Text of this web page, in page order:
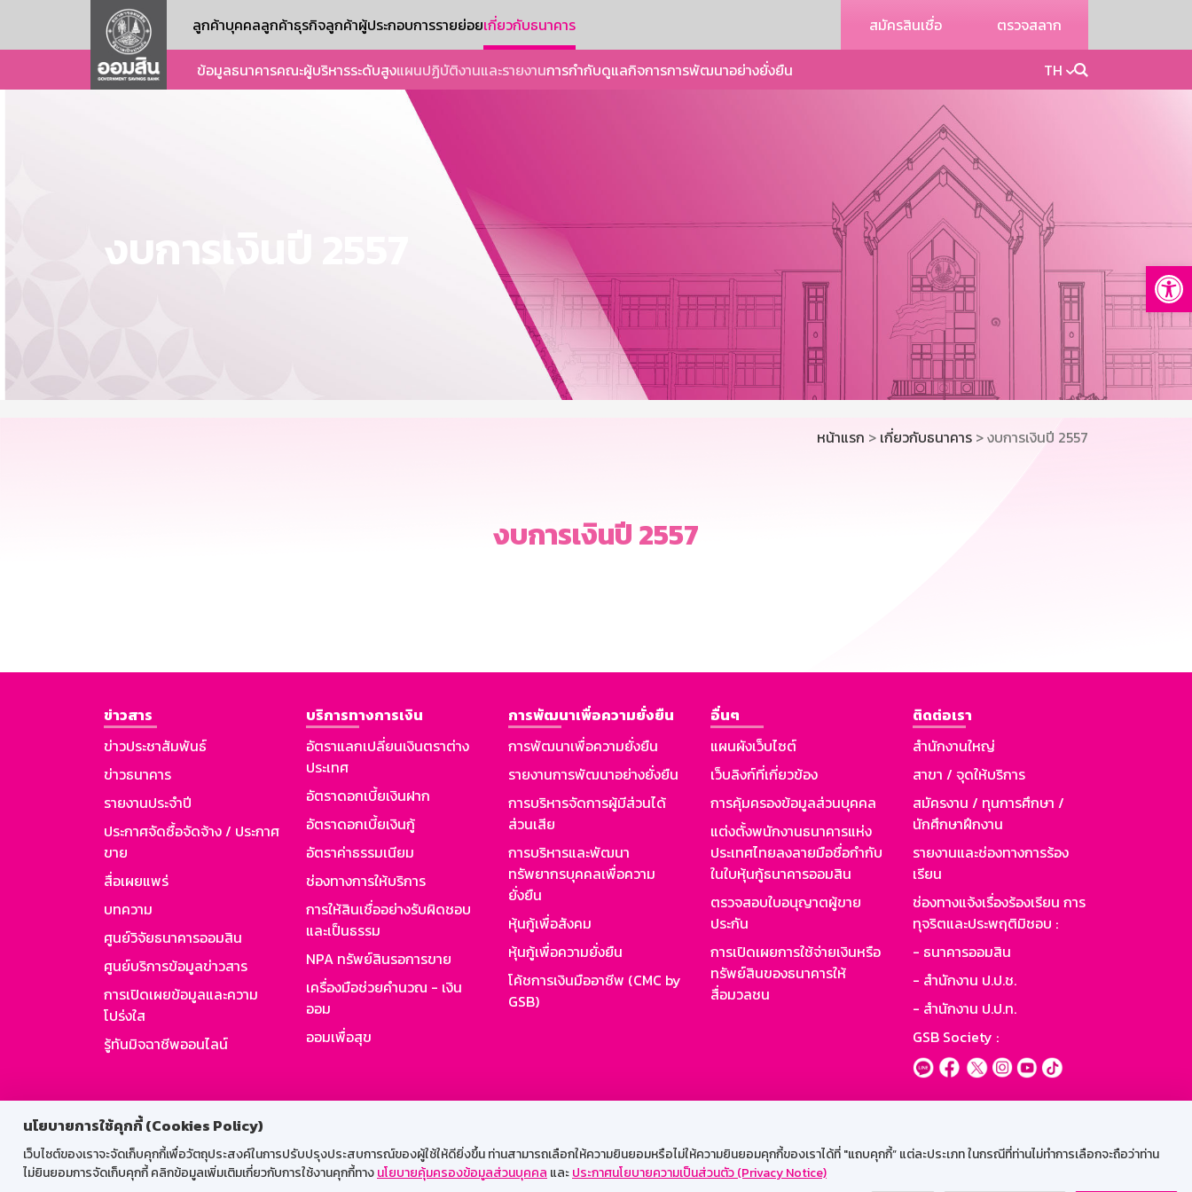
นโยบายการใช้คุกกี้ (Cookies Policy)
เว็บไซต์ของเราจะจัดเก็บคุกกี้เพื่อวัตถุประสงค์ในการปรับปรุงประสบการณ์ของผู้ใช้ให้ดียิ่งขึ้น ท่านสามารถเลือกให้ความยินยอมหรือไม่ให้ความยินยอมคุกกี้ของเราได้ที่ "แถบคุกกี้” แต่ละประเภท ในกรณีที่ท่านไม่ทำการเลือกจะถือว่าท่าน
ไม่ยินยอมการจัดเก็บคุกกี้ คลิกข้อมูลเพิ่มเติมเกี่ยวกับการใช้งานคุกกี้ทางนโยบายคุ้มครองข้อมูลส่วนบุคคล และประกาศนโยบายความเป็นส่วนตัว (Privacy Notice)
ลูกค้าบุคคลลูกค้าธุรกิจลูกค้าผู้ประกอบการรายย่อยเกี่ยวกับธนาคาร สมัครสินเชื่อ ตรวจสลาก
ข้อมูลธนาคารคณะผู้บริหารระดับสูงแผนปฏิบัติงานและรายงานการกำกับดูแลกิจการการพัฒนาอย่างยั่งยืน TH
งบการเงินปี 2557
หน้าแรก > เกี่ยวกับธนาคาร > งบการเงินปี 2557
งบการเงินปี 2557
ข่าวสาร
ข่าวประชาสัมพันธ์
ข่าวธนาคาร
รายงานประจำปี
ประกาศจัดซื้อจัดจ้าง / ประกาศ
ขาย
สื่อเผยแพร่
บทความ
ศูนย์วิจัยธนาคารออมสิน
ศูนย์บริการข้อมูลข่าวสาร
การเปิดเผยข้อมูลและความ
โปร่งใส
รู้ทันมิจฉาชีพออนไลน์
บริการทางการเงิน
อัตราแลกเปลี่ยนเงินตราต่าง
ประเทศ
อัตราดอกเบี้ยเงินฝาก
อัตราดอกเบี้ยเงินกู้
อัตราค่าธรรมเนียม
ช่องทางการให้บริการ
การให้สินเชื่ออย่างรับผิดชอบ
และเป็นธรรม
NPA ทรัพย์สินรอการขาย
เครื่องมือช่วยคำนวณ - เงิน
ออม
ออมเพื่อสุข
การพัฒนาเพื่อความยั่งยืน
การพัฒนาเพื่อความยั่งยืน
รายงานการพัฒนาอย่างยั่งยืน
การบริหารจัดการผู้มีส่วนได้
ส่วนเสีย
การบริหารและพัฒนา
ทรัพยากรบุคคลเพื่อความ
ยั่งยืน
หุ้นกู้เพื่อสังคม
หุ้นกู้เพื่อความยั่งยืน
โค้ชการเงินมืออาชีพ (CMC by
GSB)
อื่นๆ
แผนผังเว็บไซต์
เว็บลิงก์ที่เกี่ยวข้อง
การคุ้มครองข้อมูลส่วนบุคคล
แต่งตั้งพนักงานธนาคารแห่ง
ประเทศไทยลงลายมือชื่อกำกับ
ในใบหุ้นกู้ธนาคารออมสิน
ตรวจสอบใบอนุญาตผู้ขาย
ประกัน
การเปิดเผยการใช้จ่ายเงินหรือ
ทรัพย์สินของธนาคารให้
สื่อมวลชน
ติดต่อเรา
สำนักงานใหญ่
สาขา / จุดให้บริการ
สมัครงาน / ทุนการศึกษา /
นักศึกษาฝึกงาน
รายงานและช่องทางการร้อง
เรียน
ช่องทางแจ้งเรื่องร้องเรียน การ
ทุจริตและประพฤติมิชอบ :
- ธนาคารออมสิน
- สำนักงาน ป.ป.ช.
- สำนักงาน ป.ป.ท.
GSB Society :